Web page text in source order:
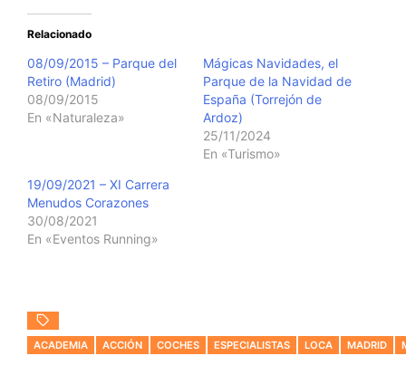
Relacionado
08/09/2015 – Parque del
Retiro (Madrid)
08/09/2015
En «Naturaleza»
Mágicas Navidades, el
Parque de la Navidad de
España (Torrejón de
Ardoz)
25/11/2024
En «Turismo»
19/09/2021 – XI Carrera
Menudos Corazones
30/08/2021
En «Eventos Running»
ACADEMIA ACCIÓN COCHES ESPECIALISTAS LOCA MADRID